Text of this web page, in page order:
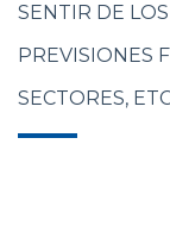
SENTIR DE
PREVISIONES
SECTORES,